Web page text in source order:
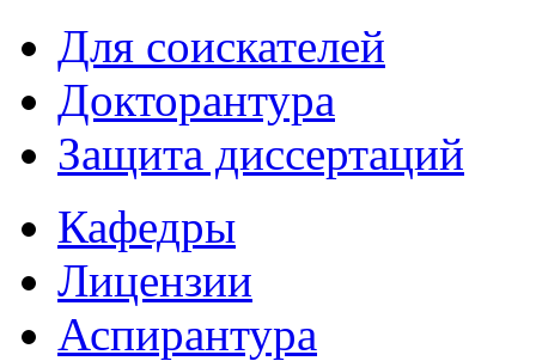
Для соискателей
Докторантура
Защита диссертаций
Кафедры
Лицензии
Аспирантура